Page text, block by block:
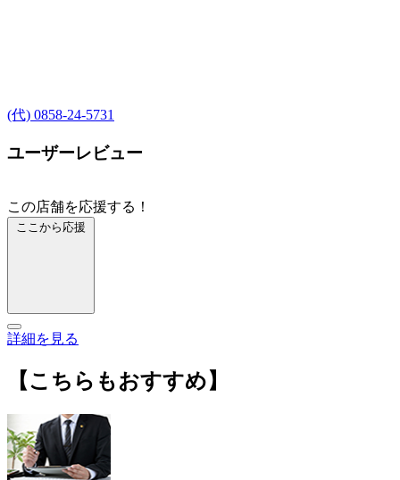
(代) 0858-24-5731
ユーザーレビュー
この店舗を応援する！
ここから応援
詳細を見る
【こちらもおすすめ】